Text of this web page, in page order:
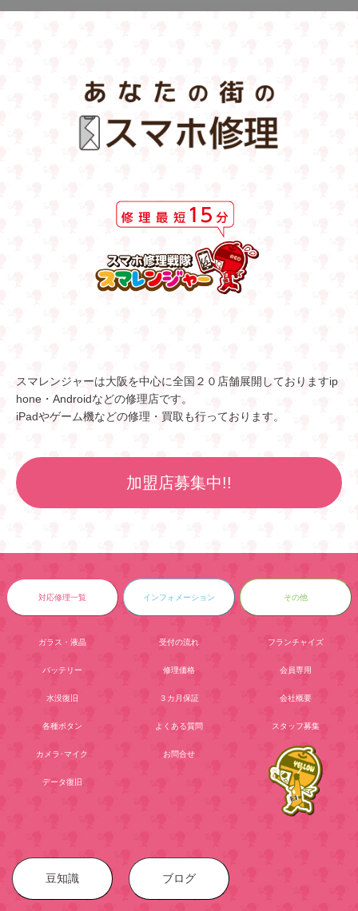
スマレンジャーは大阪を中心に全国２０店舗展開しておりますip
hone・Androidなどの修理店です。
iPadやゲーム機などの修理・買取も行っております。
加盟店募集中!!
対応修理一覧
ガラス・液晶
バッテリー
水没復旧
各種ボタン
カメラ･マイク
データ復旧
インフォメーション
受付の流れ
修理価格
３カ月保証
よくある質問
お問合せ
その他
フランチャイズ
会員専用
会社概要
スタッフ募集
豆知識 ブログ